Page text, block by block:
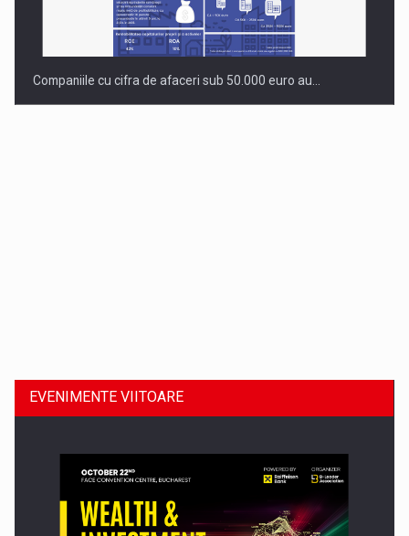
Companiile cu cifra de afaceri sub 50.000 euro au…
EVENIMENTE VIITOARE